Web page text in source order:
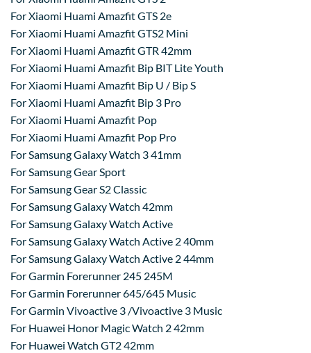
For Xiaomi Huami Amazfit GTS 2e
For Xiaomi Huami Amazfit GTS2 Mini
For Xiaomi Huami Amazfit GTR 42mm
For Xiaomi Huami Amazfit Bip BIT Lite Youth
For Xiaomi Huami Amazfit Bip U / Bip S
For Xiaomi Huami Amazfit Bip 3 Pro
For Xiaomi Huami Amazfit Pop
For Xiaomi Huami Amazfit Pop Pro
For Samsung Galaxy Watch 3 41mm
For Samsung Gear Sport
For Samsung Gear S2 Classic
For Samsung Galaxy Watch 42mm
For Samsung Galaxy Watch Active
For Samsung Galaxy Watch Active 2 40mm
For Samsung Galaxy Watch Active 2 44mm
For Garmin Forerunner 245 245M
For Garmin Forerunner 645/645 Music
For Garmin Vivoactive 3 /Vivoactive 3 Music
For Huawei Honor Magic Watch 2 42mm
For Huawei Watch GT2 42mm